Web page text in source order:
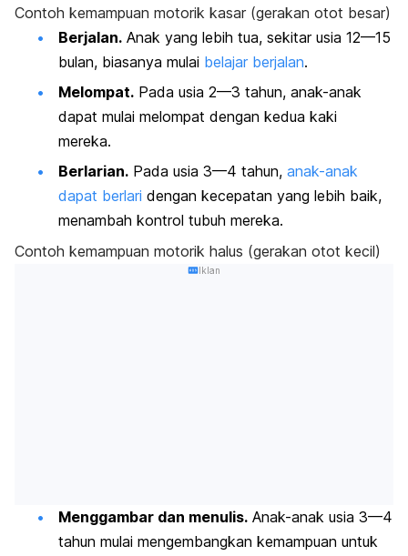
Contoh kemampuan motorik kasar (gerakan otot besar)
Berjalan. Anak yang lebih tua, sekitar usia 12—15
bulan, biasanya mulai belajar berjalan.
Melompat. Pada usia 2—3 tahun, anak-anak
dapat mulai melompat dengan kedua kaki
mereka.
Berlarian. Pada usia 3—4 tahun, anak-anak
dapat berlari dengan kecepatan yang lebih baik,
menambah kontrol tubuh mereka.
Contoh kemampuan motorik halus (gerakan otot kecil)
Iklan
Menggambar dan menulis. Anak-anak usia 3—4
tahun mulai mengembangkan kemampuan untuk